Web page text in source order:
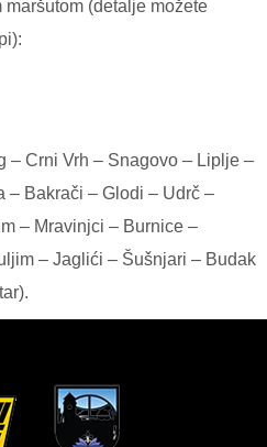
(detalje možete
– Crni Vrh – Snagovo – Liplje –
– Bakrači – Glodi – Udrč –
– Mravinjci – Burnice –
– Jaglići – Šušnjari – Budak